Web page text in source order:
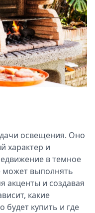
освещения. Оно
характер и
в темное
может выполнять
акценты и создавая
какие
купить и где